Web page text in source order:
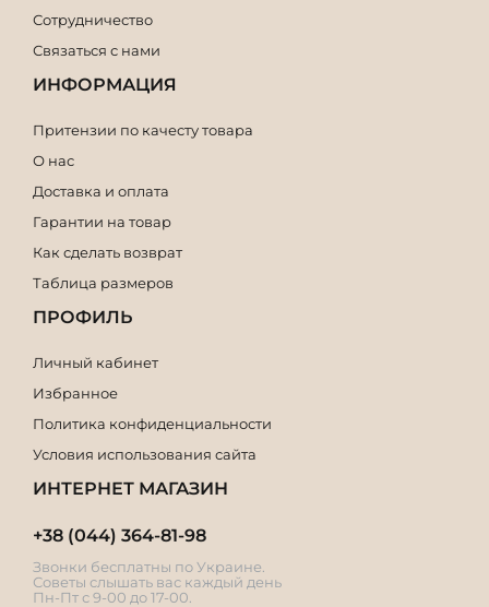
Сотрудничество
Связаться с нами
ИНФОРМАЦИЯ
Притензии по качесту товара
О нас
Доставка и оплата
Гарантии на товар
Как сделать возврат
Таблица размеров
ПРОФИЛЬ
Личный кабинет
Избранное
Политика конфиденциальности
Условия использования сайта
ИНТЕРНЕТ МАГАЗИН
+38 (044) 364-81-98
Звонки бесплатны по Украине.
Советы слышать вас каждый день
Пн-Пт с 9-00 до 17-00.